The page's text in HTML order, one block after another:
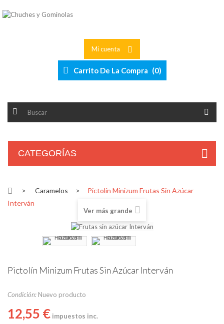
Mi cuenta
Carrito De La Compra (0)
CATEGORÍAS
> Caramelos >
Pictolín Minizum Frutas Sin Azúcar
Interván
Ver más grande
Pictolín Minizum Frutas Sin Azúcar Interván
Condición: Nuevo producto
12,55 € impuestos inc.